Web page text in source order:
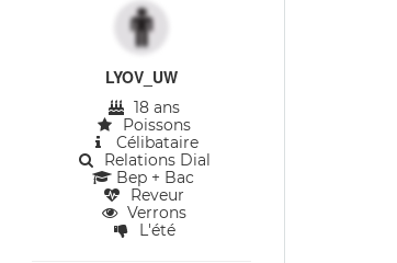
LYOV_UW
18 ans
Poissons
Célibataire
Relations Dial
Bep + Bac
Reveur
Verrons
L'été